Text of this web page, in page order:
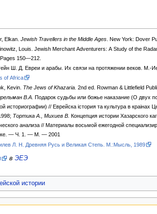
Elkan. Jewish Travellers in the Middle Ages. New York: Dover
Louis. Jewish Merchant Adventurers: A Study of the
150—212.
Ш. Д. Евреи и арабы. Их связи на протяжении веков. М.-
of Africa
Kevin. The Jews of Khazaria. 2nd ed. Rowman & Littlefield
В.А.
Подарок судьбы или божье наказание (О двух
историографии) // Еврейска iстория та культура в краiнах
Тортика А., Михиев В.
Концепция истории Хазарского
анализа // Материалы восьмой ежегодной
— Ч. 1. — М. — 2001
Л. Н. Древняя Русь и Великая Степь. М.:Мысль, 1989
в ЭЕЭ
истории